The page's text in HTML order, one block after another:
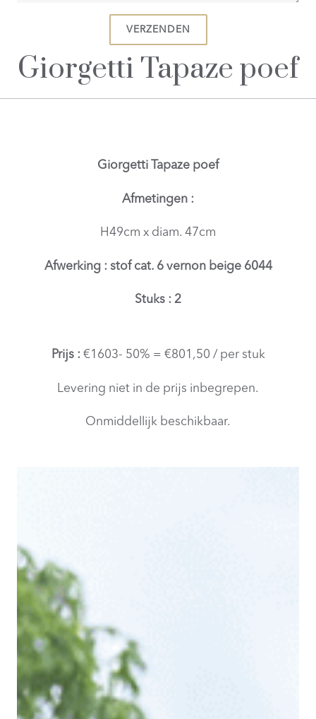
Giorgetti Tapaze poef
Giorgetti Tapaze poef
Afmetingen :
H49cm x diam. 47cm
Afwerking : stof cat. 6 vernon beige 6044
Stuks : 2
Prijs : €1603- 50% = €801,50 / per stuk
Levering niet in de prijs inbegrepen.
Onmiddellijk beschikbaar.